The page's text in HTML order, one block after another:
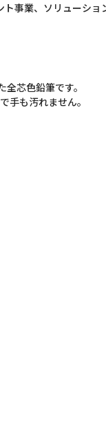
事業、ソリューショ
芯色鉛筆です。
手も汚れません。